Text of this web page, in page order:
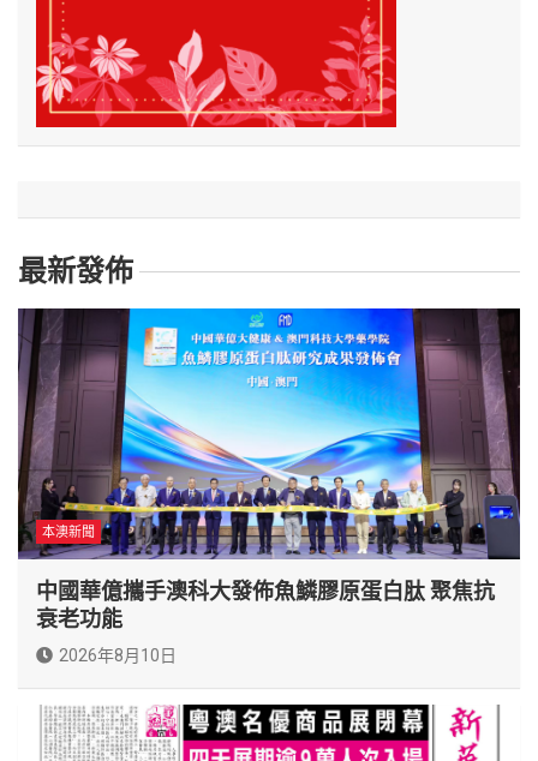
最新發佈
本澳新聞
中國華億攜手澳科大發佈魚鱗膠原蛋白肽 聚焦抗
衰老功能
2026年8月10日